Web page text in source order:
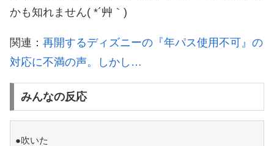
かも知れません( *´艸｀)
関連： 再開するディズニーの『年パス使用不可』の
対応に不満の声。しかし…
みんなの反応
●吹いた